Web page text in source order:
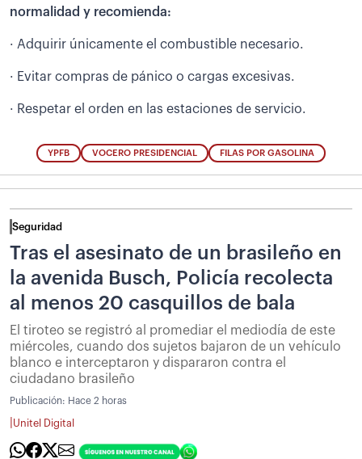
normalidad y recomienda:
· Adquirir únicamente el combustible necesario.
· Evitar compras de pánico o cargas excesivas.
· Respetar el orden en las estaciones de servicio.
YPFB VOCERO PRESIDENCIAL FILAS POR GASOLINA
Seguridad
Tras el asesinato de un brasileño en
la avenida Busch, Policía recolecta
al menos 20 casquillos de bala
El tiroteo se registró al promediar el mediodía de este
miércoles, cuando dos sujetos bajaron de un vehículo
blanco e interceptaron y dispararon contra el
ciudadano brasileño
Publicación: Hace 2 horas
Unitel Digital